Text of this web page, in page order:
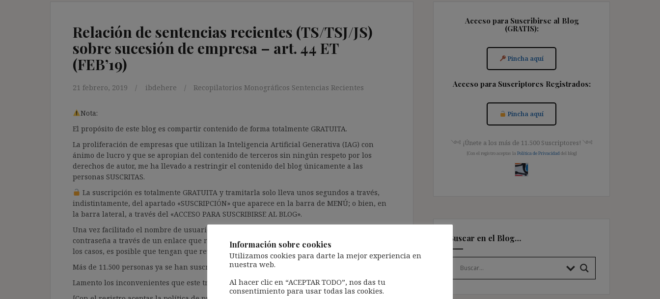
Relación de sentencias recientes (TS/TSJ/JS)
sobre sucesión de empresa – art. 44 ET
(FEB’19)
21 febrero, 2019 ibdehere Recopilatorios Monográficos Sentencias Recientes
Nota:
El propósito de este blog es compartir contenido de forma totalmente GRATUITA.
La proliferación de empresas que utilizan la Inteligencia Artificial Generativa (IAG) con
ánimo de lucro y que se apropian del contenido de terceros sin ningún respeto por los
derechos de autor, me ha llevado a restringir el contenido del blog únicamente a las
personas SUSCRITAS.
La suscripción es totalmente GRATUITA y tramitarla solo lleva unos segundos a través,
indistintamente, del apartado «SUSCRIPCIÓN» que aparece en la barra de MENÚ; o bien, en
la barra lateral, a través del «ACCESO PARA SUSCRIBIRSE AL BLOG».
Una vez facilitado el nombre de usuario y el correo electrónico, deberán verificar la
contraseña a través de un enlace que recibirán en el correo electrónico registrado (según
los casos, es posible que tengan que revisar la bandeja de «Spam»).
Más de 11.500 personas ya se han suscrito.
Lamento los inconvenientes que este trámite pueda causar.
Acceso para Suscribirse al Blog
(GRATIS):
Pincha aquí
Acceso para Suscriptores Registrados:
Pincha aquí
༺ ¡Únete a los más de 11.500 Suscriptores! ༺
[Con el registro aceptas la Política de Privacidad del blog]
Buscar en el Blog…
Información sobre cookies
Utilizamos cookies para darte la mejor experiencia en
nuestra web.
Al hacer clic en “ACEPTAR TODO”, nos das tu
consentimiento para usar todas las cookies.